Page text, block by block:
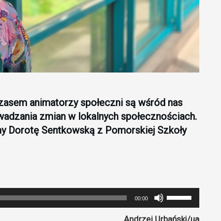
animatorzy społeczni są wśród nas
zmian w lokalnych społecznościach.
Dorotę Sentkowską z Pomorskiej Szkoły
00:00
strzałek